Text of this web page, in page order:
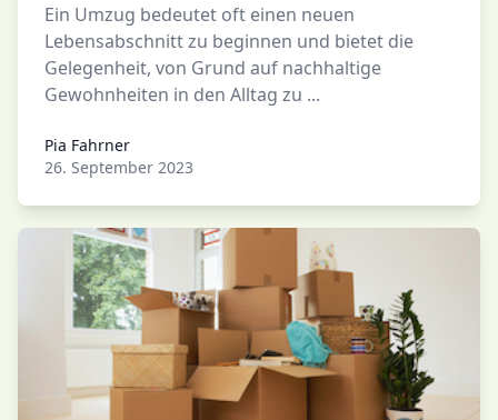
Ein Umzug bedeutet oft einen neuen
Lebensabschnitt zu beginnen und bietet die
Gelegenheit, von Grund auf nachhaltige
Gewohnheiten in den Alltag zu ...
Pia Fahrner
Pia Fahrner
26. September 2023